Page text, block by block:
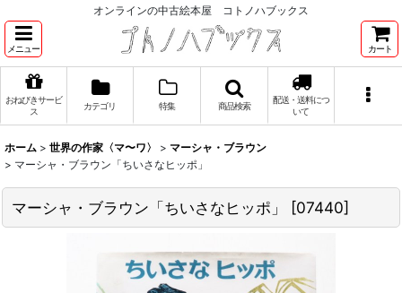
オンラインの中古絵本屋 コトノハブックス
メニュー カート
おねびきサービ
ス
カテゴリ 特集 商品検索
配送・送料につ
いて
ホーム > 世界の作家〈マ〜ワ〉 > マーシャ・ブラウン
> マーシャ・ブラウン「ちいさなヒッポ」
マーシャ・ブラウン「ちいさなヒッポ」 [07440]